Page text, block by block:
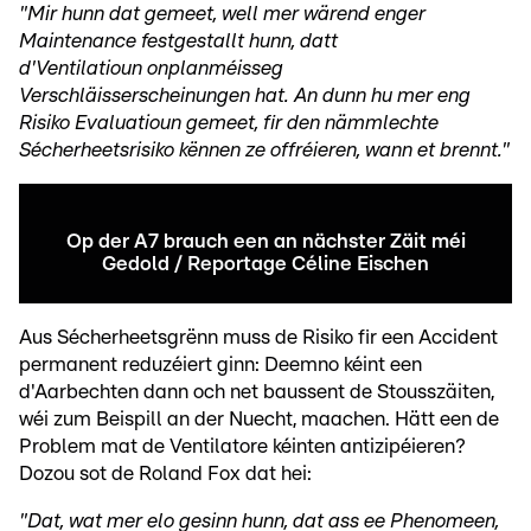
"Mir hunn dat gemeet, well mer wärend enger
Maintenance festgestallt hunn, datt
d'Ventilatioun onplanméisseg
Verschläisserscheinungen hat. An dunn hu mer eng
Risiko Evaluatioun gemeet, fir den nämmlechte
Sécherheetsrisiko kënnen ze offréieren, wann et brennt."
Op der A7 brauch een an nächster Zäit méi
Gedold / Reportage Céline Eischen
Aus Sécherheetsgrënn muss de Risiko fir een Accident
permanent reduzéiert ginn: Deemno kéint een
d'Aarbechten dann och net baussent de Stousszäiten,
wéi zum Beispill an der Nuecht, maachen. Hätt een de
Problem mat de Ventilatore kéinten antizipéieren?
Dozou sot de Roland Fox dat hei:
"Dat, wat mer elo gesinn hunn, dat ass ee Phenomeen,